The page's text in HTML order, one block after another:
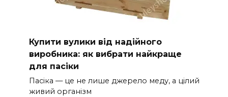
Купити вулики від надійного
виробника: як вибрати найкраще
для пасіки
Пасіка — це не лише джерело меду, а цілий
живий організм